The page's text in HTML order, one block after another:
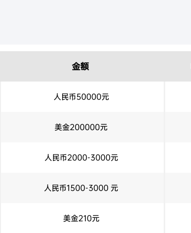
金额
人民币50000元
美金200000元
人民币2000-3000元
人民币1500-3000 元
美金210元